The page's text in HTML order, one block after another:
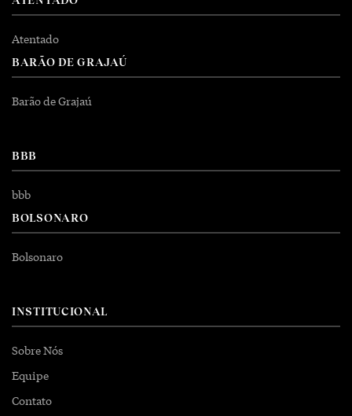
Atentado
BARÃO DE GRAJAÚ
Barão de Grajaú
BBB
bbb
BOLSONARO
Bolsonaro
INSTITUCIONAL
Sobre Nós
Equipe
Contato